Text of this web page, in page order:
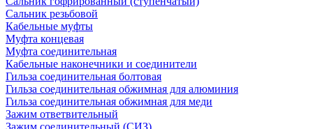
Сальник резьбовой
Кабельные муфты
Муфта концевая
Муфта соединительная
Кабельные наконечники и соединители
Гильза соединительная болтовая
Гильза соединительная обжимная для алюминия
Гильза соединительная обжимная для меди
Зажим ответвительный
Зажим соединительный (СИЗ)